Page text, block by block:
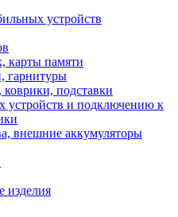
устройств
карты памяти
гарнитуры
подставки
устройств и подключению к
внешние аккумуляторы
изделия